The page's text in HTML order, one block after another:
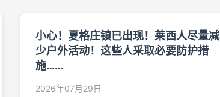
小心！夏格庄镇已出现！莱西人尽量减
少户外活动！这些人采取必要防护措
施……
2026年07月29日